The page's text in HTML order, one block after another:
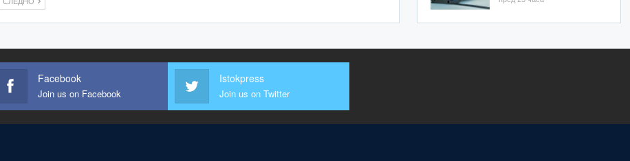
Facebook
Join us on Facebook
Istokpress
Join us on Twitter